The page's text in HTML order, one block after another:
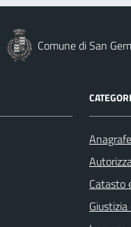
Comune di San
Catasto